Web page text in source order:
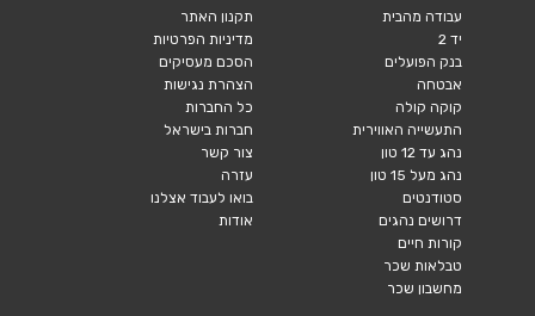
עבודה מהבית
יד 2
בנק הפועלים
אבטחה
קוקה קולה
התעשייה האווירית
נהג עד 12 טון
נהג מעל 15 טון
סטודנטים
דרושים נהגים
קורות חיים
טבלאות שכר
מחשבון שכר
תקנון האתר
מדיניות הפרטיות
הסכם מעסיקים
הצהרת נגישות
כל החברות
חברות בישראל
צור קשר
עזרה
בואו לעבוד אצלנו
אודות